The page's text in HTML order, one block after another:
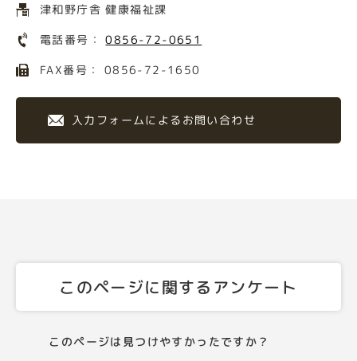
津和野庁舎 健康福祉課
電話番号：0856-72-0651
FAX番号： 0856-72-1650
入力フォームによるお問い合わせ
このページに関するアンケート
このページは見つけやすかったですか？